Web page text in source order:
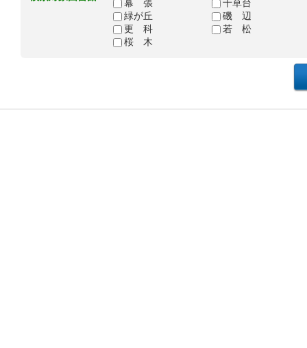
幕 張
千草台
緑が丘
磯 辺
更 科
若 松
桜 木